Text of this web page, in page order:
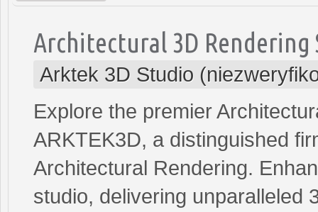
Architectural 3D Rendering
Arktek 3D Studio
Explore the premier
ARKTEK3D, a distinguished
Architectural Rendering.
studio, delivering unparalleled